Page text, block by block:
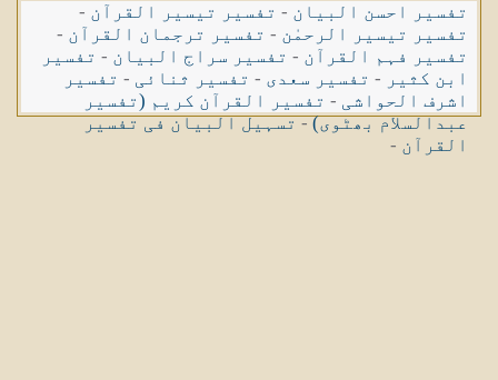
تفسیر احسن البیان - تفسیر تیسیر القرآن -
تفسیر تیسیر الرحمٰن - تفسیر ترجمان القرآن -
تفسیر فہم القرآن - تفسیر سراج البیان - تفسیر
ابن کثیر - تفسیر سعدی - تفسیر ثنائی - تفسیر
اشرف الحواشی - تفسیر القرآن کریم (تفسیر
عبدالسلام بھٹوی)-تسہیل البیان فی تفسیر
القرآن -